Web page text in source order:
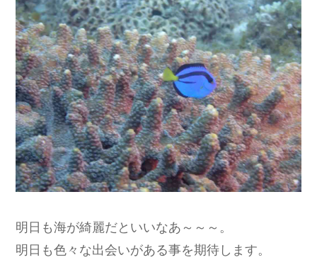
明日も海が綺麗だといいなあ～～～。
明日も色々な出会いがある事を期待します。